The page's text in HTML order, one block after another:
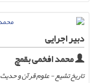
دبیر اجرایی
محمد افخمی بقمچ
تاریخ تشیع - علوم قرآن و حدیث